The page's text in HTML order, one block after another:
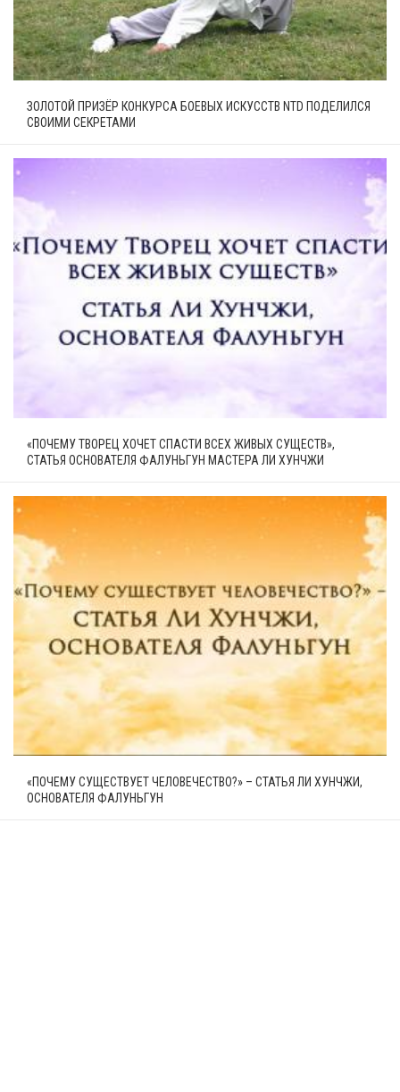
ЗОЛОТОЙ ПРИЗЁР КОНКУРСА БОЕВЫХ ИСКУССТВ NTD ПОДЕЛИЛСЯ
СВОИМИ СЕКРЕТАМИ
«ПОЧЕМУ ТВОРЕЦ ХОЧЕТ СПАСТИ ВСЕХ ЖИВЫХ СУЩЕСТВ»,
СТАТЬЯ ОСНОВАТЕЛЯ ФАЛУНЬГУН МАСТЕРА ЛИ ХУНЧЖИ
«ПОЧЕМУ СУЩЕСТВУЕТ ЧЕЛОВЕЧЕСТВО?» – СТАТЬЯ ЛИ ХУНЧЖИ,
ОСНОВАТЕЛЯ ФАЛУНЬГУН